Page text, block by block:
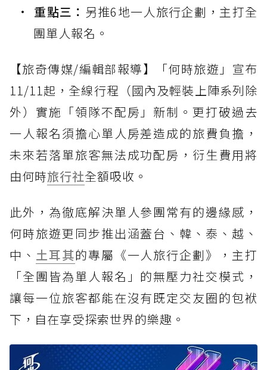
重點三： 另推6地一人旅行企劃，主打全
團單人報名。
【旅奇傳媒/編輯部報導】「何時旅遊」宣布
11/11起，全線行程（國內及輕裝上陣系列除
外）實施「領隊不配房」新制。更打破過去
一人報名須擔心單人房差造成的旅費負擔，
未來若落單旅客無法成功配房，衍生費用將
由何時旅行社全額吸收。
此外，為徹底解決單人參團常有的邊緣感，
何時旅遊更同步推出涵蓋台、韓、泰、越、
中、 土耳其的專屬《一人旅行企劃》，主打
「全團皆為單人報名」的無壓力社交模式，
讓每一位旅客都能在沒有既定交友圈的包袱
下，自在享受探索世界的樂趣。